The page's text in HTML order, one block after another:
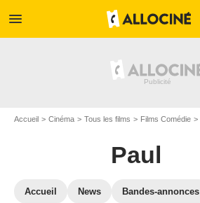
menu
Accueil Cinéma Tous les films Films Comédie
Paul
Accueil News Bandes-annonces